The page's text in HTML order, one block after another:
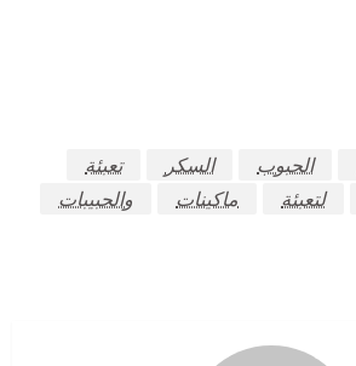
الحبوب السكر
تعبئة
لتعبئة ماكينات
والحبيبات